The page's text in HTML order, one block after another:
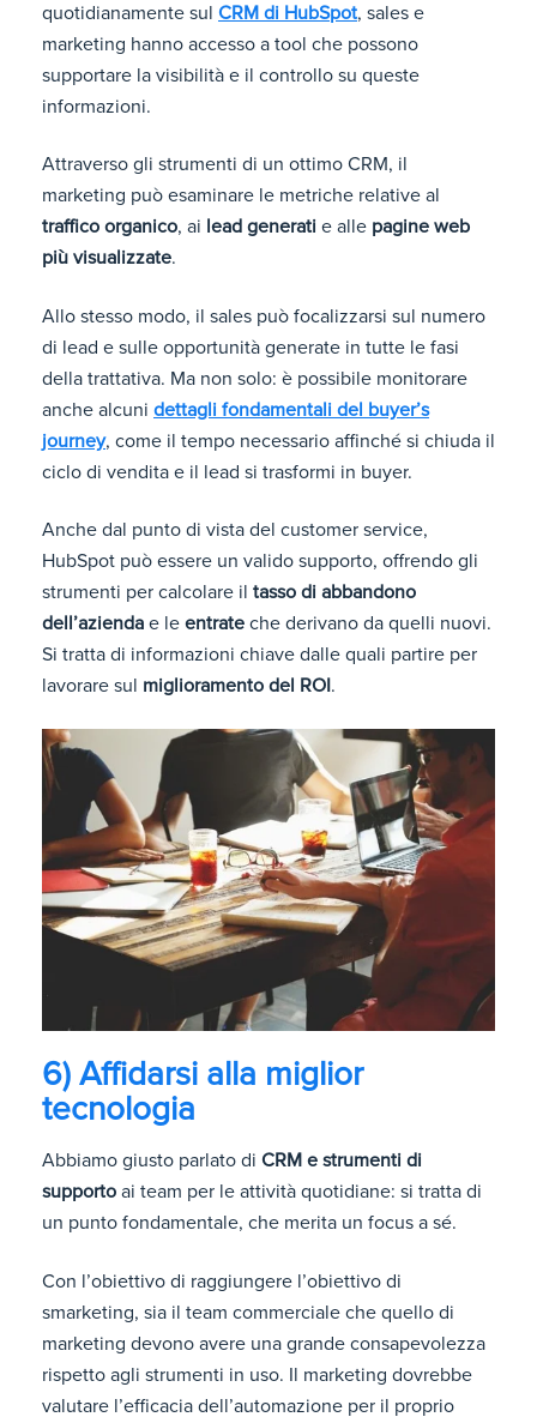
quotidianamente sul CRM di HubSpot, sales e
marketing hanno accesso a tool che possono
supportare la visibilità e il controllo su queste
informazioni.
Attraverso gli strumenti di un ottimo CRM, il
marketing può esaminare le metriche relative al
traffico organico, ai lead generati e alle pagine web
più visualizzate.
Allo stesso modo, il sales può focalizzarsi sul numero
di lead e sulle opportunità generate in tutte le fasi
della trattativa. Ma non solo: è possibile monitorare
anche alcuni dettagli fondamentali del buyer’s
journey, come il tempo necessario affinché si chiuda il
ciclo di vendita e il lead si trasformi in buyer.
Anche dal punto di vista del customer service,
HubSpot può essere un valido supporto, offrendo gli
strumenti per calcolare il tasso di abbandono
dell’azienda e le entrate che derivano da quelli nuovi.
Si tratta di informazioni chiave dalle quali partire per
lavorare sul miglioramento del ROI.
6) Affidarsi alla miglior
tecnologia
Abbiamo giusto parlato di CRM e strumenti di
supporto ai team per le attività quotidiane: si tratta di
un punto fondamentale, che merita un focus a sé.
Con l’obiettivo di raggiungere l’obiettivo di
smarketing, sia il team commerciale che quello di
marketing devono avere una grande consapevolezza
rispetto agli strumenti in uso. Il marketing dovrebbe
valutare l’efficacia dell’automazione per il proprio